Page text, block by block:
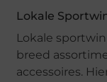
Lokale
Lokale
breed
accessoires.